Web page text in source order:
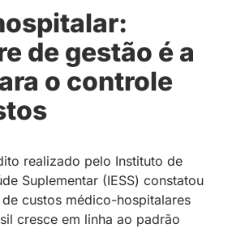
de gestão é a
o controle
realizado pelo Instituto de
Suplementar (IESS) constatou
custos médico-hospitalares
cresce em linha ao padrão